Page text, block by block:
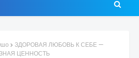
ЗДОРОВАЯ ЛЮБОВЬ К СЕБЕ —
ЦЕННОСТЬ